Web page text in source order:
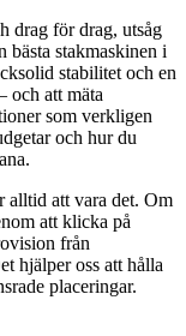
drag för drag, utsåg
bästa stakmaskinen i
stabilitet och en
och att mäta
som verkligen
och hur du
alltid att vara det. Om
att klicka på
från
hjälper oss att hålla
placeringar.